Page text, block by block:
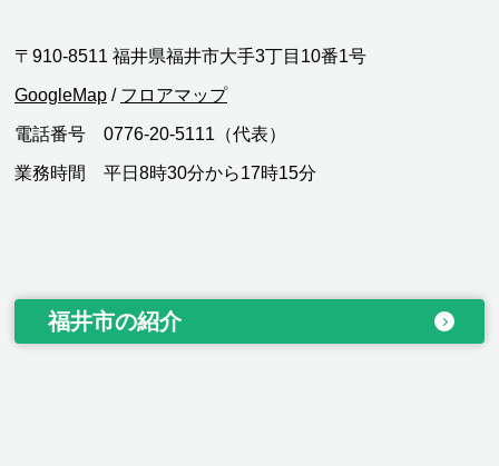
〒910-8511 福井県福井市大手3丁目10番1号
GoogleMap / フロアマップ
電話番号 0776-20-5111（代表）
業務時間 平日8時30分から17時15分
福井市の紹介